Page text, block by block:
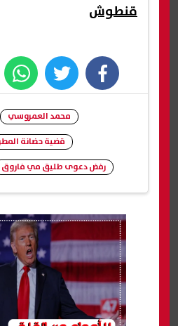
قنطوش
facebook
twitter
محمد العمروسي
قضية حضانة
رفض دعوى طليق مي فاروق